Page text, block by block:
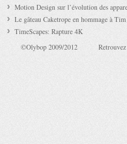
Motion Design sur l’évolution des
Le gâteau Caketrope en hommage à
TimeScapes: Rapture 4K
©Olybop 2009/2012